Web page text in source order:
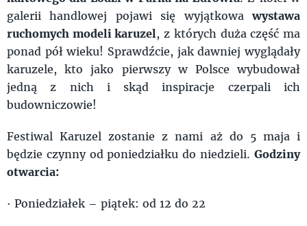
galerii handlowej pojawi się wyjątkowawystawa
ruchomych modeli karuzel, z których duża część ma
ponad pół wieku! Sprawdźcie, jak dawniej wyglądały
karuzele, kto jako pierwszy w Polsce wybudował
jedną z nich i skąd inspiracje czerpali ich
budowniczowie!
Festiwal Karuzel zostanie z nami aż do 5 maja i
będzie czynny od poniedziałku do niedzieli. Godziny
otwarcia:
· Poniedziałek – piątek: od 12 do 22